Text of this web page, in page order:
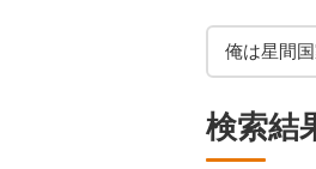
検索結